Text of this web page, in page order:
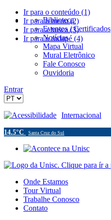
Ir para o conteúdo (1)
Ir para o menu (2)
Ir para a busca (3)
Ir para o rodapé (4)
Biblioteca
Eventos / Certificados
Notícias
Mapa Virtual
Mural Eletrônico
Fale Conosco
Ouvidoria
Entrar
Acessibilidade Internacional
14.5°C Santa Cruz do Sul
Onde Estamos
Tour Virtual
Trabalhe Conosco
Contato